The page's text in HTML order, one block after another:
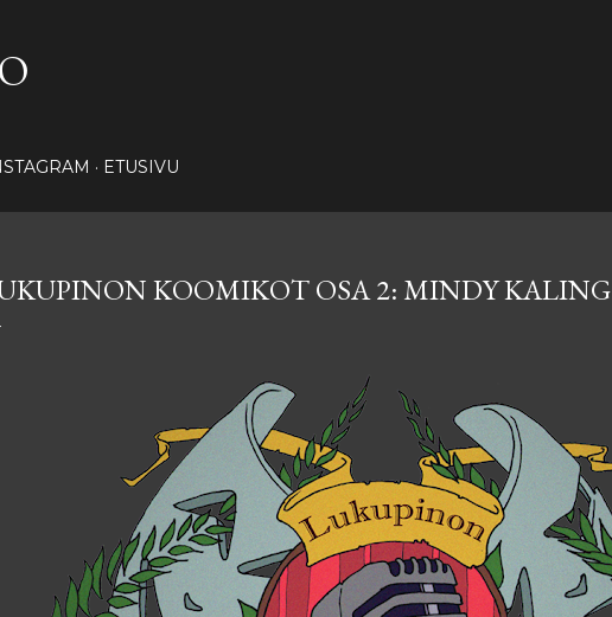
ETUSIVU
KOOMIKOT OSA 2: MINDY KALING